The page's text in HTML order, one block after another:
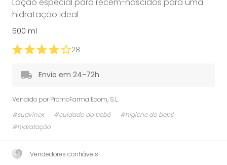
hidratação ideal
500 ml
28
Envio em 24-72h
Vendido por PromoFarma Ecom, S.L.
#suavinex
#cuidado do bebé
#higiene do bebé
#hidratação
Vendedores confiáveis